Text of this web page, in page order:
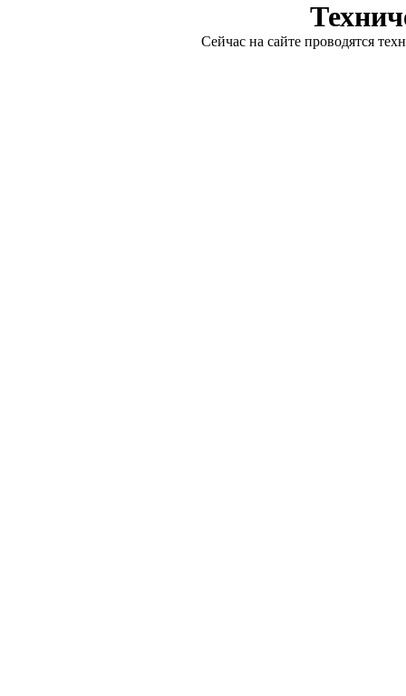
Сейчас на сайте проводятся